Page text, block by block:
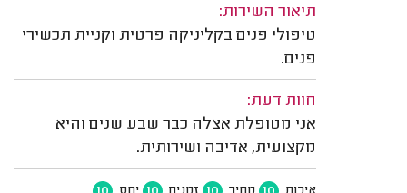
תיאור השירות:
טיפולי פנים בקליניקה פרטית וקניית תכשירי
פנים.
חוות דעת:
אני מטופלת אצלה כבר שבע שנים והיא
מקצועית, אדיבה ושירותית.